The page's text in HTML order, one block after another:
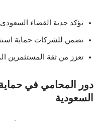
تؤكد جدية القضاء
تضمن للشركات حماية
تعزز من ثقة المستثمرين
دور المحامي في حماية
السعودية